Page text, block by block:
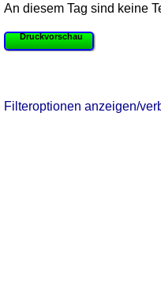
An diesem Tag sind keine
Druckvorschau
Filteroptionen anzeigen/